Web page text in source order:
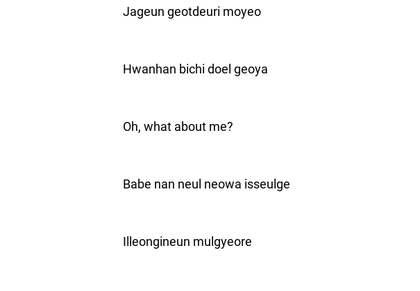
Jageun geotdeuri moyeo
Hwanhan bichi doel geoya
Oh, what about me?
Babe nan neul neowa isseulge
Illeongineun mulgyeore